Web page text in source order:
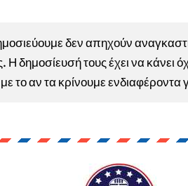
δεν απηχούν
Η δημοσίευσή τους έχει να κάνει
το αν τα κρίνουμε